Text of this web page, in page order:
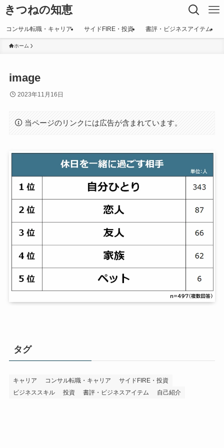
きつねの知恵
コンサル転職・キャリア サイドFIRE・投資 書評・ビジネスアイテム
ホーム
image
2023年11月16日
当ページのリンクには広告が含まれています。
タグ
キャリア コンサル転職・キャリア
サイドFIRE・投資
ビジネススキル
投資 書評・ビジネスアイテム 自己紹介